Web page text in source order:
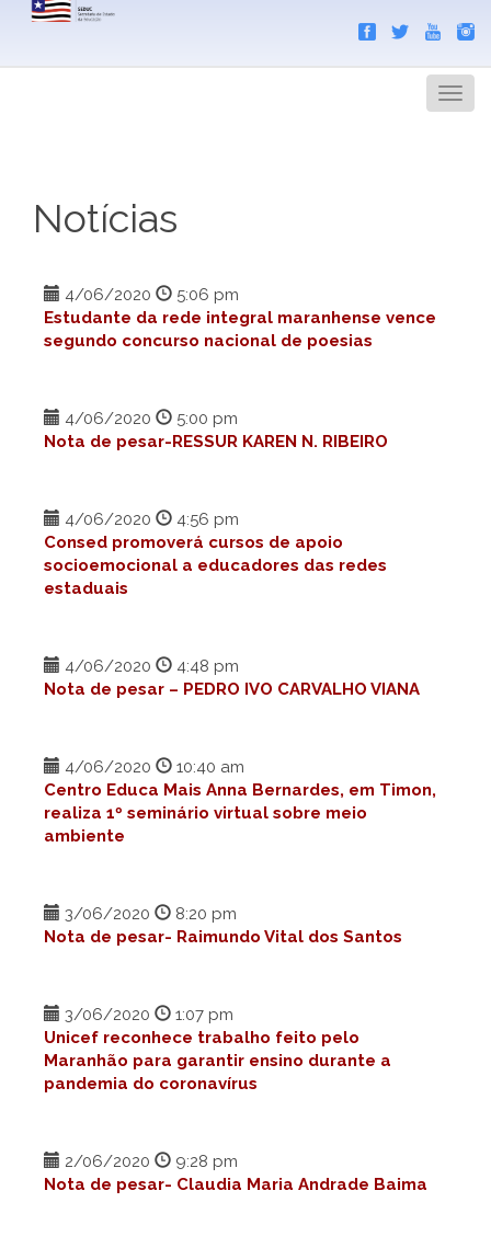
Menu
Notícias
4/06/2020
5:06 pm
Estudante da rede integral maranhense vence
segundo concurso nacional de poesias
4/06/2020
5:00 pm
Nota de pesar-RESSUR KAREN N. RIBEIRO
4/06/2020
4:56 pm
Consed promoverá cursos de apoio
socioemocional a educadores das redes
estaduais
4/06/2020
4:48 pm
Nota de pesar – PEDRO IVO CARVALHO VIANA
4/06/2020
10:40 am
Centro Educa Mais Anna Bernardes, em Timon,
realiza 1º seminário virtual sobre meio
ambiente
3/06/2020
8:20 pm
Nota de pesar- Raimundo Vital dos Santos
3/06/2020
1:07 pm
Unicef reconhece trabalho feito pelo
Maranhão para garantir ensino durante a
pandemia do coronavírus
2/06/2020
9:28 pm
Nota de pesar- Claudia Maria Andrade Baima